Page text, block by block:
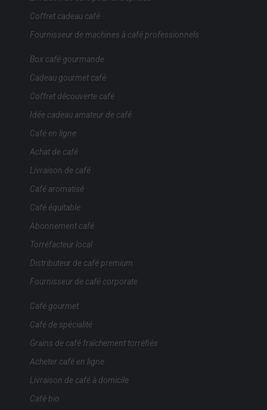
Coffret cadeau café
Fournisseur de machines à café professionnels
Box café gourmande
Cadeau gourmet café
Coffret découverte café
Idée cadeau amateur de café
Café en ligne
Achat de café
Livraison de café
Café aromatisé
Café équitable
Abonnement café
Torréfacteur local
Distributeur de café premium
Fournisseur de café corporate
Café gourmet
Café de spécialité
Grains de café fraîchement torréfiés
Acheter café en ligne
Livraison de café à domicile
Café bio